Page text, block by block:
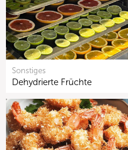
Sonstiges
Dehydrierte Früchte